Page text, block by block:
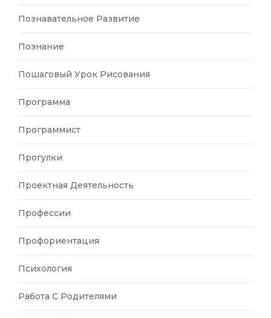
Познавательное Развитие
Познание
Пошаговый Урок Рисования
Программа
Программист
Прогулки
Проектная Деятельность
Профессии
Профориентация
Психология
Работа С Родителями